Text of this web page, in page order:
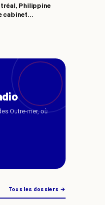
Philippine
cabinet...
Outre-mer, où
Tous les dossiers →